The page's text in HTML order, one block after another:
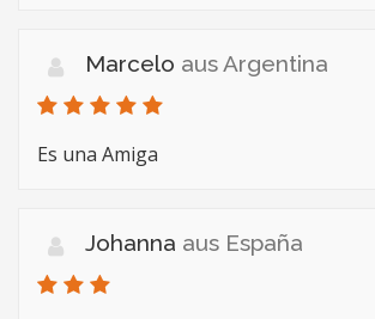
Marcelo aus Argentina
Es una Amiga
Johanna aus España